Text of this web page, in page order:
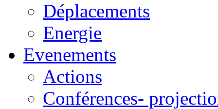
Déplacements
Energie
Evenements
Actions
Conférences-